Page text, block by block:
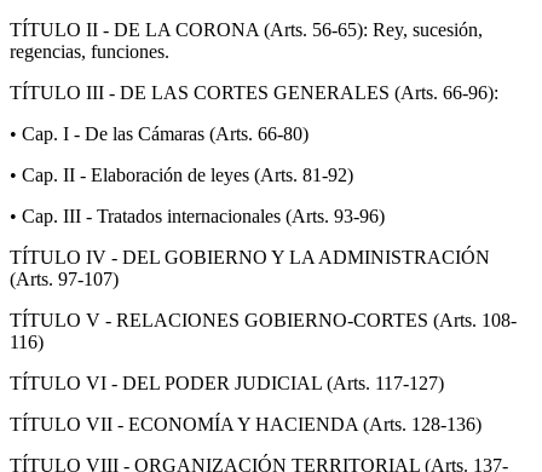
TÍTULO II - DE LA CORONA (Arts. 56-65): Rey, sucesión,
regencias, funciones.
TÍTULO III - DE LAS CORTES GENERALES (Arts. 66-96):
• Cap. I - De las Cámaras (Arts. 66-80)
• Cap. II - Elaboración de leyes (Arts. 81-92)
• Cap. III - Tratados internacionales (Arts. 93-96)
TÍTULO IV - DEL GOBIERNO Y LA ADMINISTRACIÓN
(Arts. 97-107)
TÍTULO V - RELACIONES GOBIERNO-CORTES (Arts. 108-
116)
TÍTULO VI - DEL PODER JUDICIAL (Arts. 117-127)
TÍTULO VII - ECONOMÍA Y HACIENDA (Arts. 128-136)
TÍTULO VIII - ORGANIZACIÓN TERRITORIAL (Arts. 137-